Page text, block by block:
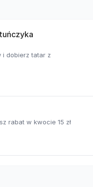
i dobierz tatar z
rabat w kwocie 15 zł